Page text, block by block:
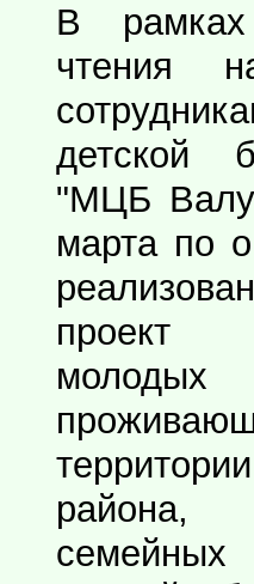
В рамках
чтения
детской
"МЦБ
марта по
проект